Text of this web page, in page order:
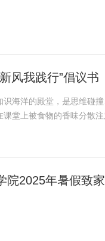
风我践行”倡议书
识海洋的殿堂，是思维碰
堂上被食物的香味分散
教室！ 每天早上你是否
院2025年暑假致